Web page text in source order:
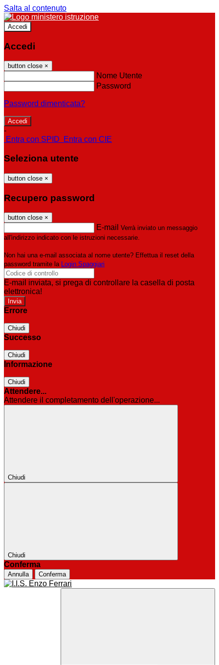
Salta al contenuto
Accedi
Accedi
button close ×
Nome Utente
Password
Password dimenticata?
-
Entra con SPID
Entra con CIE
Seleziona utente
button close ×
Recupero password
button close ×
E-mail Verrà inviato un messaggio
all'indirizzo indicato con le istruzioni necessarie.
Non hai una e-mail associata al nome utente? Effettua il reset della
password tramite la Login Spaggiari
E-mail inviata, si prega di controllare la casella di posta
elettronica!
Errore
Chiudi
Successo
Chiudi
Informazione
Chiudi
Attendere...
Attendere il completamento dell'operazione...
Chiudi
Chiudi
Conferma
Annulla Conferma